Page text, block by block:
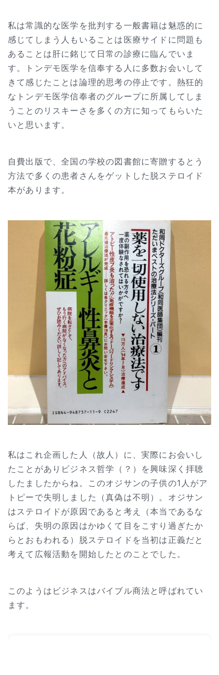
私は常識的な医学を批判する一般書籍は魅惑的に
感じてしまう人もいることは医療サイドに問題も
あることは肝に銘じて日常の診療に臨んでいま
す。トンデモ医学を信奉する人に多数お会いして
きて感じたことは論理的思考の停止です。熱狂的
なトンデモ医学信奉者のグループに所属してしま
うことのリスキーさを多くの方に知ってもらいた
いと思います。
自費出版で、全国の学校の図書館に寄贈するとう
方法で多くの患者さんをゲットした脱ステロイド
本があります。
私はこれ企画した人（故人）に、実際にお会いし
たことがありビジネス哲学（？）を興味深く拝聴
したましたからね。このオジサンの子供の1人がア
トピーで失明しました（真偽は不明）。オジサン
はステロイドが原因であると考え（本当であるな
らば、失明の原因はかゆくて目をこすり過ぎたか
らとおもわれる）脱ステロイドを当初は正義だと
考えて広報活動を開始したとのことでした。
このようはビジネスはバイブル商法と呼ばれてい
ます。